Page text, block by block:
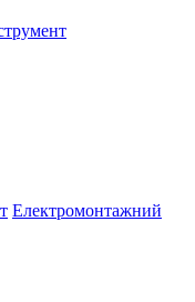
Електромонтажний